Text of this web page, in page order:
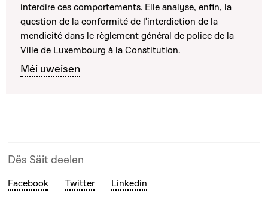
interdire ces comportements. Elle analyse, enfin, la
question de la conformité de l'interdiction de la
mendicité dans le règlement général de police de la
Ville de Luxembourg à la Constitution.
Méi uweisen
Dës Säit deelen
Facebook Twitter Linkedin